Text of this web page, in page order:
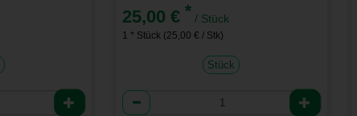
25,00 € * / Stück
1 * Stück (25,00 € / Stk)
Stück
Anzahl